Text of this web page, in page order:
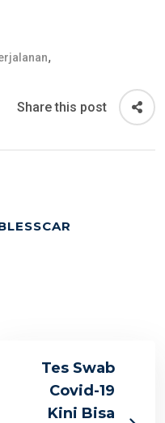
,
Share this post
Tes Swab
Covid-19
Kini Bisa